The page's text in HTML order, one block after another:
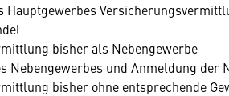
Hauptgewerbes
bisher als Nebengewerbe
Nebengewerbes und Anmeldung der
bisher ohne entsprechende